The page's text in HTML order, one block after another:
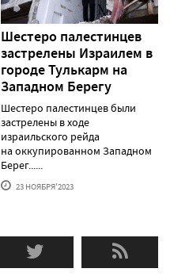
Шестеро палестинцев
застрелены Израилем в
городе Тулькарм на
Западном Берегу
Шестеро палестинцев были
застрелены в ходе
израильского рейда
на оккупированном Западном
Берег......
23 НОЯБРЯ'2023